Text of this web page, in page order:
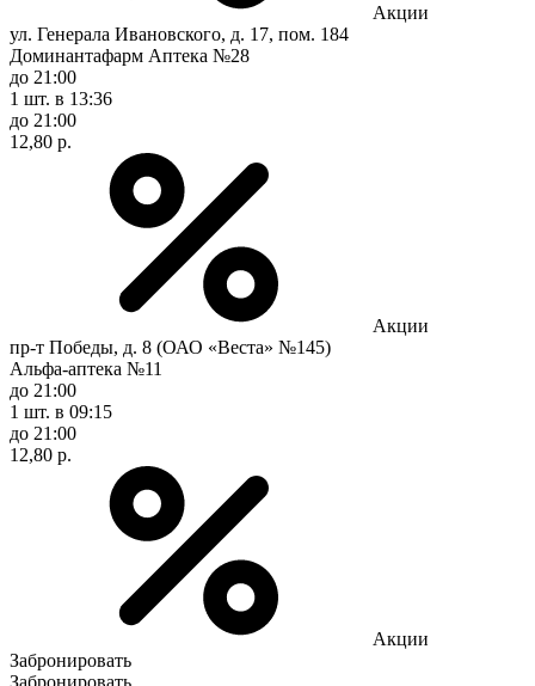
Акции
ул. Генерала Ивановского, д. 17, пом. 184
Доминантафарм Аптека №28
до 21:00
1 шт. в 13:36
до 21:00
12,80 р.
Акции
пр-т Победы, д. 8 (ОАО «Веста» №145)
Альфа-аптека №11
до 21:00
1 шт. в 09:15
до 21:00
12,80 р.
Акции
Забронировать
Забронировать